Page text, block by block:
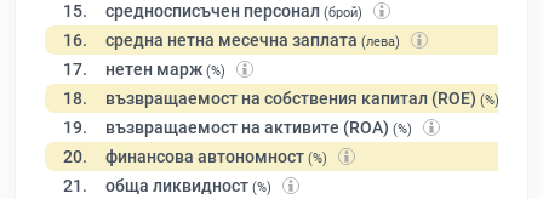
15. средносписъчен персонал (брой)
16. средна нетна месечна заплата (лева)
17. нетен марж (%)
18. възвращаемост на собствения капитал (ROE) (%)
19. възвращаемост на активите (ROA) (%)
20. финансова автономност (%)
21. обща ликвидност (%)